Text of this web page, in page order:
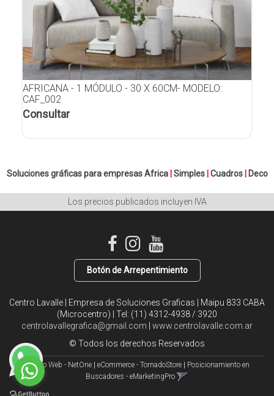
AFRICANA - 1 MÓDULO - 30 X 60CM- MODELO:
CAF_002
Consultar
Soluciones gráficas para empresas Africa| Simples| Cuadros| Deco
Los precios publicados incluyen IVA
Botón de Arrepentimiento
Centro Lavalle | Empresa de Soluciones Graficas | Maipu 833 CABA
(Microcentro) | Tel: (11) 4312-4938 / 3920
centrolavallegrafica@gmail.com
www.centrolavalle.com.ar
© Todos los derechos Reservados
Diseño Web - NetOne eCommerce - TornadoStore
Posicionamiento en
Buscadores - eMarketingPro